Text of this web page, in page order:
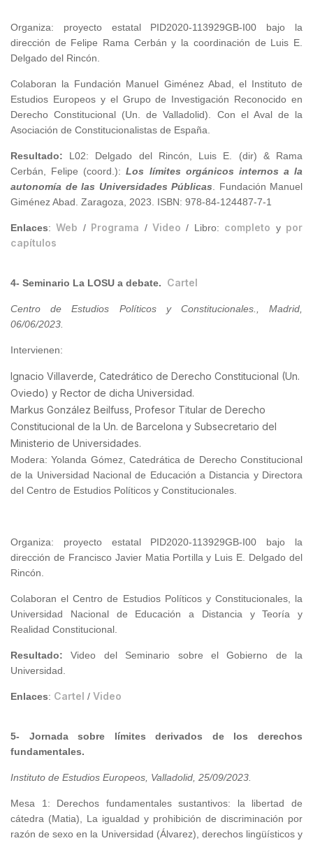
Organiza: proyecto estatal PID2020-113929GB-I00 bajo la
dirección de Felipe Rama Cerbán y la coordinación de Luis E.
Delgado del Rincón.
Colaboran la Fundación Manuel Giménez Abad, el Instituto de
Estudios Europeos y el Grupo de Investigación Reconocido en
Derecho Constitucional (Un. de Valladolid). Con el Aval de la
Asociación de Constitucionalistas de España.
Resultado: L02: Delgado del Rincón, Luis E. (dir) & Rama
Cerbán, Felipe (coord.):Los límites orgánicos internos a la
autonomía de las Universidades Públicas . Fundación Manuel
Giménez Abad. Zaragoza, 2023. ISBN: 978-84-124487-7-1
Enlaces:Web / Programa /Video / Libro: completo y por
capítulos
4- Seminario La LOSU a debate. Cartel
Centro de Estudios Políticos y Constitucionales., Madrid,
06/06/2023
Intervienen:
Ignacio Villaverde, Catedrático de Derecho Constitucional (Un.
Oviedo) y Rector de dicha Universidad.
Markus González Beilfuss, Profesor Titular de Derecho
Constitucional de la Un. de Barcelona y Subsecretario del
Ministerio de Universidades.
Modera: Yolanda Gómez, Catedrática de Derecho Constitucional
de la Universidad Nacional de Educación a Distancia y Directora
del Centro de Estudios Políticos y Constitucionales.
Organiza: proyecto estatal PID2020-113929GB-I00 bajo la
dirección de Francisco Javier Matia Portilla y Luis E. Delgado del
Rincón.
Colaboran el Centro de Estudios Políticos y Constitucionales, la
Universidad Nacional de Educación a Distancia y Teoría y
Realidad Constitucional.
Resultado: Video del Seminario sobre el Gobierno de la
Universidad.
Enlaces: Cartel / Video
5- Jornada sobre límites derivados de los derechos
fundamentales.
Instituto de Estudios Europeos, Valladolid, 25/09/2023
Mesa 1: Derechos fundamentales sustantivos: la libertad de
cátedra (Matia), La igualdad y prohibición de discriminación por
razón de sexo en la Universidad (Álvarez), derechos lingüísticos y